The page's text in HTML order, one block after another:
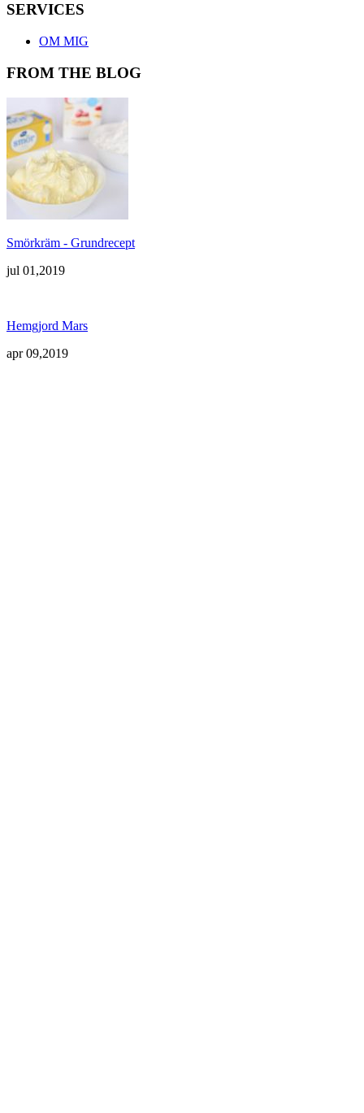
SERVICES
OM MIG
FROM THE BLOG
Smörkräm - Grundrecept
jul 01,2019
Hemgjord Mars
apr 09,2019